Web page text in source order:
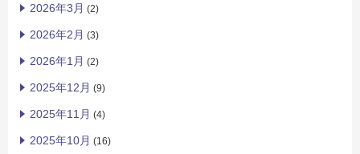
2026年3月 (2)
2026年2月 (3)
2026年1月 (2)
2025年12月 (9)
2025年11月 (4)
2025年10月 (16)